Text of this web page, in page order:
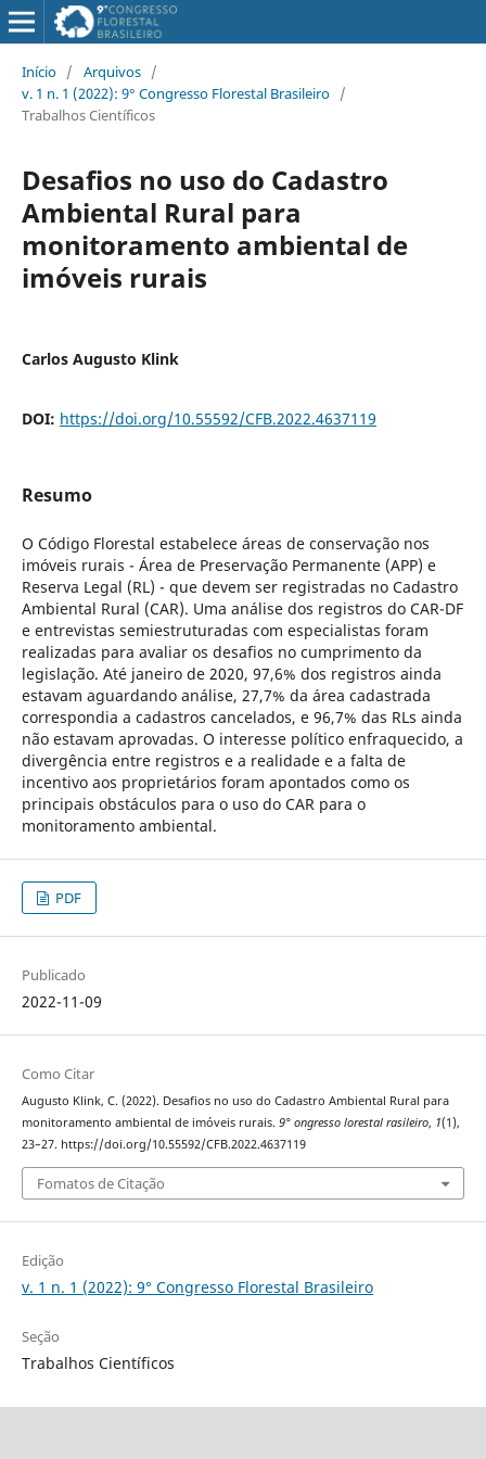
Início / Arquivos /
v. 1 n. 1 (2022): 9° Congresso Florestal Brasileiro /
Trabalhos Científicos
Desafios no uso do Cadastro
Ambiental Rural para
monitoramento ambiental de
imóveis rurais
Carlos Augusto Klink
DOI: https://doi.org/10.55592/CFB.2022.4637119
Resumo
O Código Florestal estabelece áreas de conservação nos
imóveis rurais - Área de Preservação Permanente (APP) e
Reserva Legal (RL) - que devem ser registradas no Cadastro
Ambiental Rural (CAR). Uma análise dos registros do CAR-DF
e entrevistas semiestruturadas com especialistas foram
realizadas para avaliar os desafios no cumprimento da
legislação. Até janeiro de 2020, 97,6% dos registros ainda
estavam aguardando análise, 27,7% da área cadastrada
correspondia a cadastros cancelados, e 96,7% das RLs ainda
não estavam aprovadas. O interesse político enfraquecido, a
divergência entre registros e a realidade e a falta de
incentivo aos proprietários foram apontados como os
principais obstáculos para o uso do CAR para o
monitoramento ambiental.
PDF
Publicado
2022-11-09
Como Citar
Augusto Klink, C. (2022). Desafios no uso do Cadastro Ambiental Rural para
monitoramento ambiental de imóveis rurais. 9° ongresso lorestal rasileiro, 1(1),
23–27. https://doi.org/10.55592/CFB.2022.4637119
Fomatos de Citação
Edição
v. 1 n. 1 (2022): 9° Congresso Florestal Brasileiro
Seção
Trabalhos Científicos